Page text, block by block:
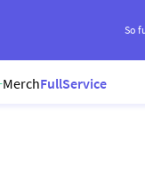
So
MerchFullService